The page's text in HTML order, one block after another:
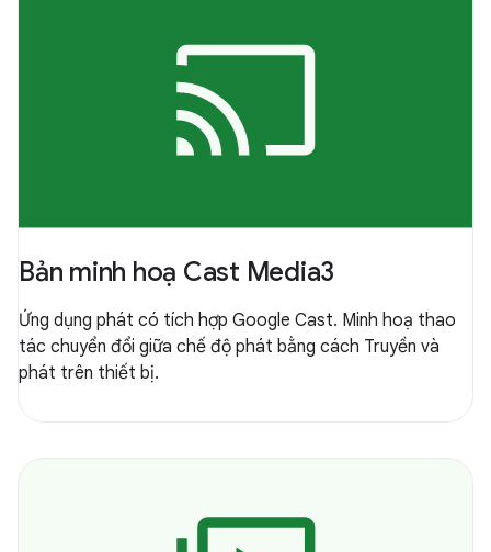
Bản minh hoạ Cast Media3
Ứng dụng phát có tích hợp Google Cast. Minh hoạ thao
tác chuyển đổi giữa chế độ phát bằng cách Truyền và
phát trên thiết bị.